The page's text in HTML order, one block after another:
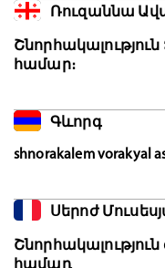
Ռուզաննա
համար։
Գևորգ
shnorakalem vorakyal
Սերոժ